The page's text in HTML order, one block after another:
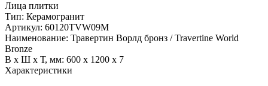
Лица плитки
Тип: Керамогранит
Артикул: 60120TVW09M
Наименование: Травертин Ворлд бронз / Travertine World
Bronze
В x Ш x Т, мм: 600 x 1200 x 7
Характеристики